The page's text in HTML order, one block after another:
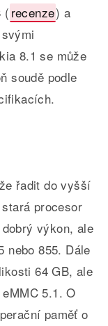
( recenze) a
8.1 se může
soudě podle
řadit do vyšší
procesor
výkon, ale
nebo 855. Dále
64 GB, ale
5.1. O
paměť o